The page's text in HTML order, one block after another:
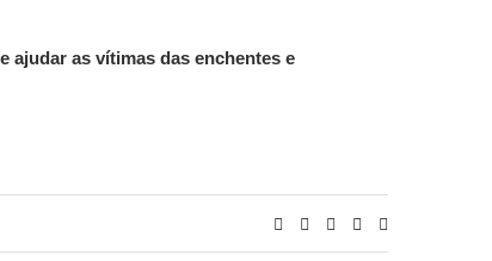
ajudar as vítimas das enchentes e